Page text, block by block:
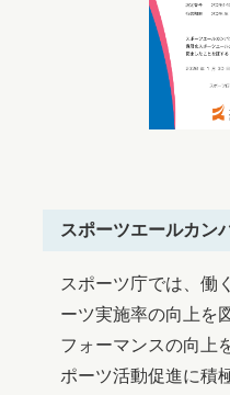
スポーツエールカン
スポーツ庁では、働
ーツ実施率の向上を
フォーマンスの向上
ポーツ活動促進に積